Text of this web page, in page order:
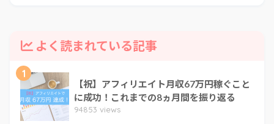
よく読まれている記事
1
【祝】アフィリエイト月収67万円稼ぐこと
に成功！これまでの8ヵ月間を振り返る
94853 views